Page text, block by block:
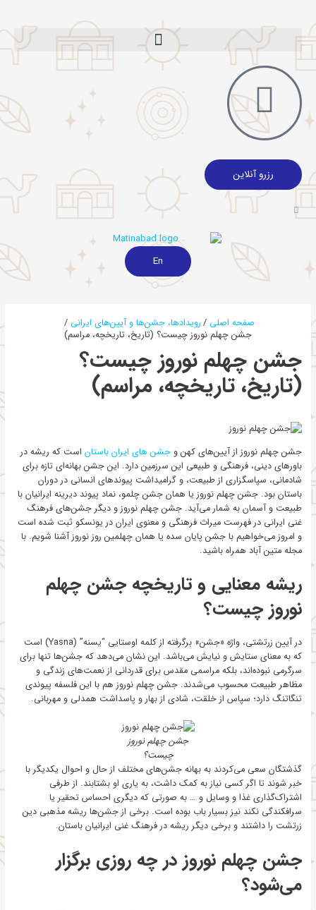
رزرو آنلاین
En
صفحه اصلی
رویدادها، جشن‌ها و آیین‌های ایرانی
جشن چهلم نوروز چیست؟ (تاریخ، تاریخچه، مراسم)
جشن چهلم نوروز چیست؟
(تاریخ، تاریخچه، مراسم)
جشن چهلم نوروز از آیین‌های کهن و جشن های ایران باستاناست که ریشه در
باورهای دینی، فرهنگی و طبیعی این سرزمین دارد. این جشن بهانه‌ای تازه برای
شادمانی، سپاسگزاری از طبیعت، و گرامیداشت پیوندهای انسانی در دوران
باستان بود. جشن چهلم نوروز یا همان جشن چلمو، نماد پیوند دیرینه ایرانیان با
طبیعت و آسمان به شمار می‌آید. جشن چهلم نوروز و دیگر جشن‌های فرهنگ
غنی ایرانی در فهرست میراث فرهنگی و معنوی ایران در یونسکو ثبت شده است
و امروز می‌خواهیم با جشن پایان سده یا همان چهلمین روز نوروز آشنا شویم. با
مجله متین آباد همراه باشید.
ریشه معنایی و تاریخچه جشن چهلم
نوروز چیست؟
در آیین زرتشتی، واژه «جشن» برگرفته از کلمه اوستایی “یسنه” (Yasna) است
که به معنای ستایش و نیایش می‌باشد. این نشان می‌دهد که جشن‌ها تنها برای
سرگرمی نبوده‌اند، بلکه مراسمی مقدس برای قدردانی از نعمت‌های زندگی و
مظاهر طبیعت محسوب می‌شدند. جشن چهلم نوروز هم با این فلسفه پیوندی
تنگاتنگ دارد؛ سپاس از خلقت، شادی از بهار و پاسداشت همدلی و مهربانی.
جشن چهلم نوروز
چیست؟
گذشتگان سعی می‌کردند به بهانه جشن‌های مختلف از حال و احوال یکدیگر با
خبر شوند تا اگر کسی نیاز به کمک داشت، به یاری او بشتابند. از طرفی
اشتراک‌گذاری غذا و وسایل و … به صورتی که دیگری احساس تحقیر یا
سرافکندگی نکند نیز بسیار باب بوده است. برخی از جشن‌ها ریشه مذهبی دین
زرتشت را داشتند و برخی دیگر ریشه در فرهنگ غنی ایرانیان باستان.
جشن چهلم نوروز در چه روزی برگزار
می‌شود؟